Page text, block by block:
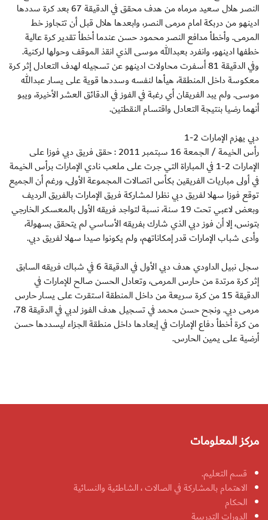
النصر هلال سعيد مرماه من هدف محقق في الدقيقة 67 بعد كرة سددها
ادينهو من دربكة امام مرمى النصر، وابعدها هلال قبل أن تتجاوز خط
المرمى. وأخطأ مدافع النصر محمود حسن عندما أخطأ تقدير كرة عالية
خطفها ادينهو، وانفرد بعبدالله موسى الذي انقذ الموقف وحولها لركنية.
وفي الدقيقة 81 أسفرت محاولات ادينهو عن تسجيله لهدف التعادل إثر كرة
معكوسة داخل المنطقة، هيأها لنفسه وسددها قوية على يسار عبدالله
موسى. ولم يبد الفريقان أي رغبة في الفوز في الدقائق العشر الأخيرة، ويبو
أنهما رضيا بنتيجة التعادل واقتسام النقطتين.
دبي يهزم الإمارات 2-1
رأس الخيمة / الجمعة 16 سبتمبر 2011 : حقق فريق دبي فوزا على
الإمارات 2-1 في المباراة التي جرت على ملعب نادي الإمارات برأس الخيمة
في أولى مباريات الفريقين بكأس اتصالات المجموعة الأولى، ورغم أن الجميع
توقع فوزا سهلا لفريق دبي نظرا لمشاركة فريق الإمارات بالفريق الرديف
وبعض لاعبي تحت 19 سنة، نسبة لتواجد فريقه الأول بالمعسكر الخارجي
بتونس، إلا أن فوز دبي الذي شارك بفريقه الأساسي لم يتحقق بسهولة،
وأدى شباب الإمارات قدر إمكاناتهم، ولم يكونوا صيدا سهلا لفريق دبي.
سجل نبيل الداودي هدف دبي الأول في الدقيقة 6 في شباك فريقه السابق
إثر كرة مرتدة من حارس المرمى، وتعادل الحسن صالح للإمارات في
الدقيقة 15 من كرة سريعة من داخل المنطقة استقرت على يسار حارس
مرمى دبي. ونجح حسن محمد في تسجيل هدف الفوز لدبي في الدقيقة 78،
من كرة أخطأ دفاع الإمارات في إبعادها داخل منطقة الجزاء ليسددها حسن
أرضية على يمين الحارس.
مركز المعلومات
قسم التعليم.
الاهتمام بالمشاركة في الصالات ، الشاطئية والنسائية
الحكام
الدورات التدريبية